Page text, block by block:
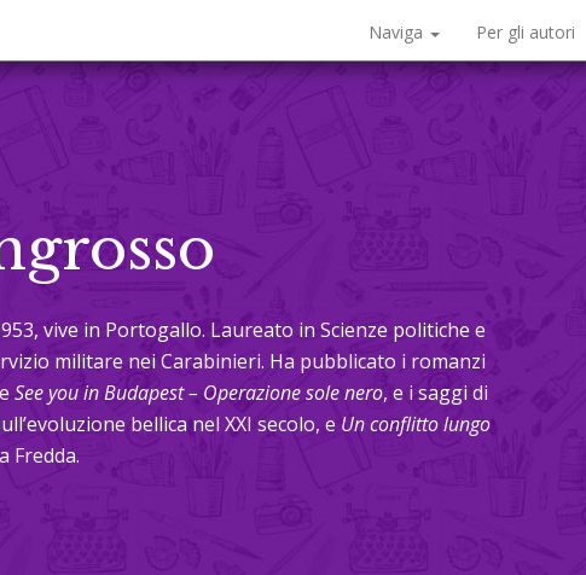
Naviga Per gli autori
vive in Portogallo. Laureato in Scienze politiche e
militare nei Carabinieri. Ha pubblicato i romanzi
See you in Budapest – Operazione sole nero, e i saggi di
bellica nel XXI secolo, e Un conflitto lungo
Fredda.